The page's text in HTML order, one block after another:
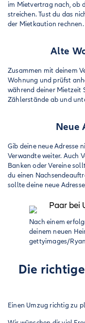
im Mietvertrag nach, ob
streichen. Tust du das
der Mietkaution rechnen.
Alte
Zusammen mit deinem
Wohnung und prüfst
während deiner Mietzeit
Zählerstände ab und
Neue
Gib deine neue Adresse
Verwandte weiter. Auch
Banken oder Vereine
du einen
sollte deine neue
Nach einem
deinem neuen
gettyimages/
Die
Einen Umzug richtig zu